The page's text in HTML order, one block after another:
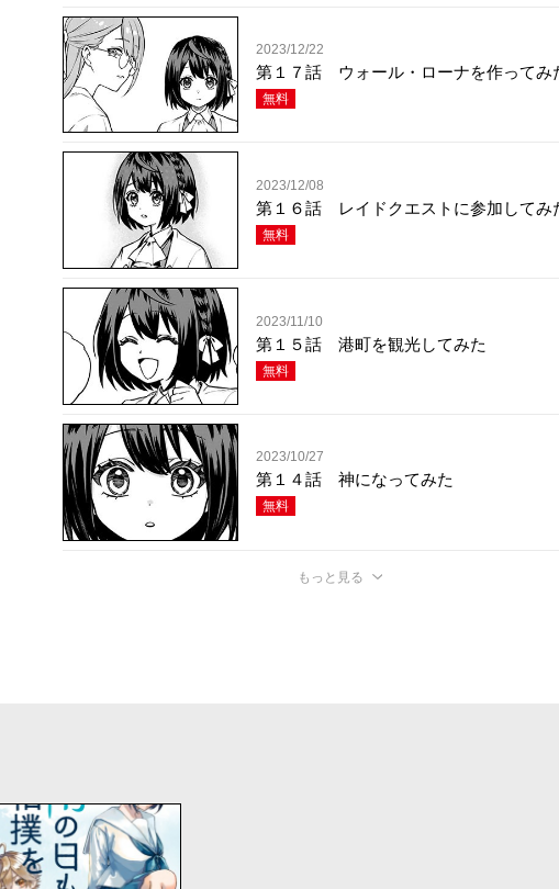
2023/12/22
第１７話 ウォール・ローナを作ってみ
無料
2023/12/08
第１６話 レイドクエストに参加してみ
無料
2023/11/10
第１５話 港町を観光してみた
無料
2023/10/27
第１４話 神になってみた
無料
もっと見る